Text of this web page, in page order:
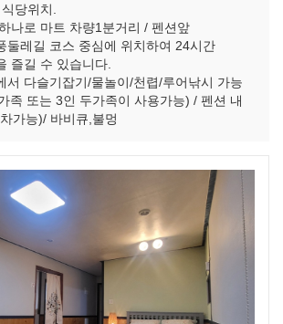
당위치.
나로 마트 차량1분거리 / 펜션앞
둘레길 코스 중심에 위치하여 24시간
즐길 수 있습니다.
서 다슬기잡기/물놀이/천렵/루어낚시 가능
족 또는 3인 두가족이 사용가능) / 펜션 내
가능)/ 바비큐,불멍